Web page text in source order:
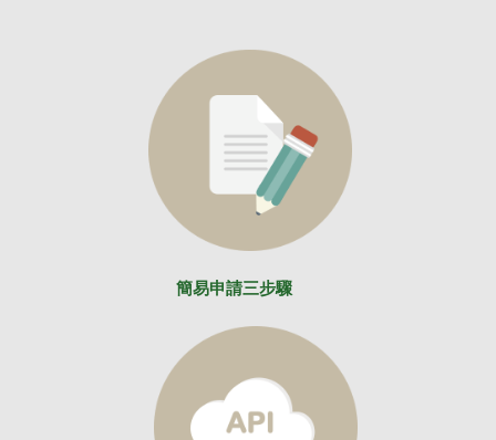
簡易申請三步驟